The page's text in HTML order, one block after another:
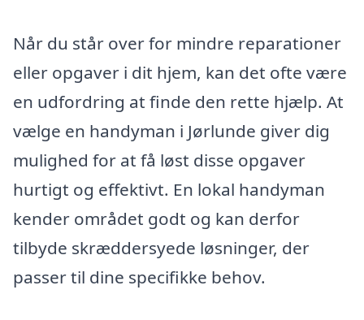
Når du står over for mindre reparationer
eller opgaver i dit hjem, kan det ofte være
en udfordring at finde den rette hjælp. At
vælge en handyman i Jørlunde giver dig
mulighed for at få løst disse opgaver
hurtigt og effektivt. En lokal handyman
kender området godt og kan derfor
tilbyde skræddersyede løsninger, der
passer til dine specifikke behov.